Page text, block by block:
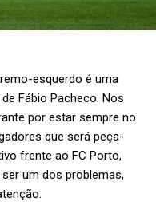
esquerdo é uma
Fábio Pacheco. Nos
por estar sempre no
que será peça-
frente ao FC Porto,
um dos problemas,